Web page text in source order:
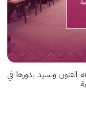
الفنون وتشيد بدورها في